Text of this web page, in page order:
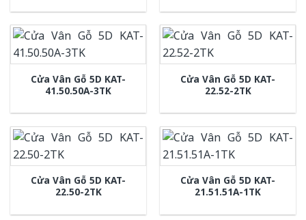
Cửa Vân Gỗ 5D KAT-
41.50.50A-3TK
Cửa Vân Gỗ 5D KAT-
22.52-2TK
Cửa Vân Gỗ 5D KAT-
22.50-2TK
Cửa Vân Gỗ 5D KAT-
21.51.51A-1TK